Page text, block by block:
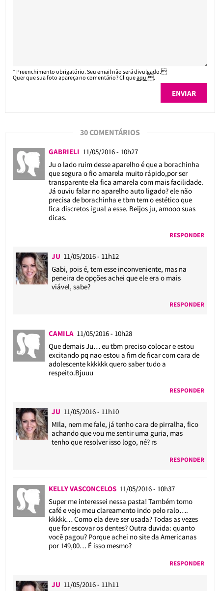
* Preenchimento obrigatório. Seu email não será divulgado.
Quer que sua foto apareça no comentário? Cliqueaqui.
30 COMENTÁRIOS
GABRIELI 11/05/2016 - 10h27
Ju o lado ruim desse aparelho é que a borachinha
que segura o fio amarela muito rápido,por ser
transparente ela fica amarela com mais facilidade.
Já ouviu falar no aparelho auto ligado? ele não
precisa de borachinha e tbm tem o estético que
fica discretos igual a esse. Beijos ju, amooo suas
dicas.
RESPONDER
JU 11/05/2016 - 11h12
Gabi, pois é, tem esse inconveniente, mas na
peneira de opções achei que ele era o mais
viável, sabe?
RESPONDER
CAMILA 11/05/2016 - 10h28
Que demais Ju… eu tbm preciso colocar e estou
excitando pq nao estou a fim de ficar com cara de
adolescente kkkkkk quero saber tudo a
respeito.Bjuuu
RESPONDER
JU 11/05/2016 - 11h10
MIla, nem me fale, já tenho cara de pirralha, fico
achando que vou me sentir uma guria, mas
tenho que resolver isso logo, né? rs
RESPONDER
KELLY VASCONCELOS 11/05/2016 - 10h37
Super me interessei nessa pasta! Também tomo
café e vejo meu clareamento indo pelo ralo….
kkkkk… Como ela deve ser usada? Todas as vezes
que for escovar os dentes? Outra duvida: quanto
você pagou? Porque achei no site da Americanas
por 149,00… É isso mesmo?
RESPONDER
JU 11/05/2016 - 11h11